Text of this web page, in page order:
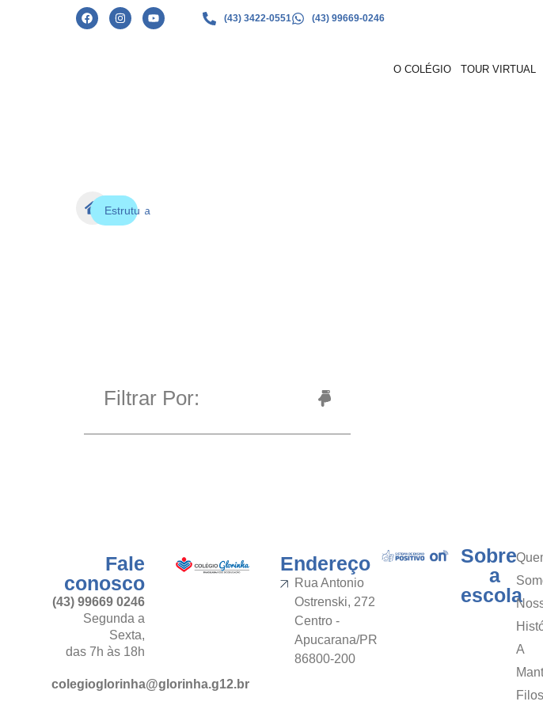
(43) 3422-0551 (43) 99669-0246
O COLÉGIO TOUR VIRTUAL
EstruturaCozinha
Filtrar Por:
Fale
conosco
(43) 99669 0246
Segunda a
Sexta,
das 7h às 18h
colegioglorinha@glorinha.g12.br
Endereço
Rua Antonio
Ostrenski, 272
Centro -
Apucarana/PR
86800-200
Sobre
a
escola
A